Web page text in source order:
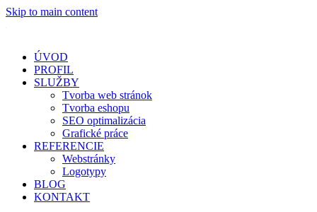
Skip to main content
ÚVOD
PROFIL
SLUŽBY
Tvorba web stránok
Tvorba eshopu
SEO optimalizácia
Grafické práce
REFERENCIE
Webstránky
Logotypy
BLOG
KONTAKT